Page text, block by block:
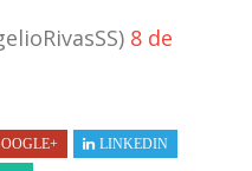
8 de
LINKEDIN